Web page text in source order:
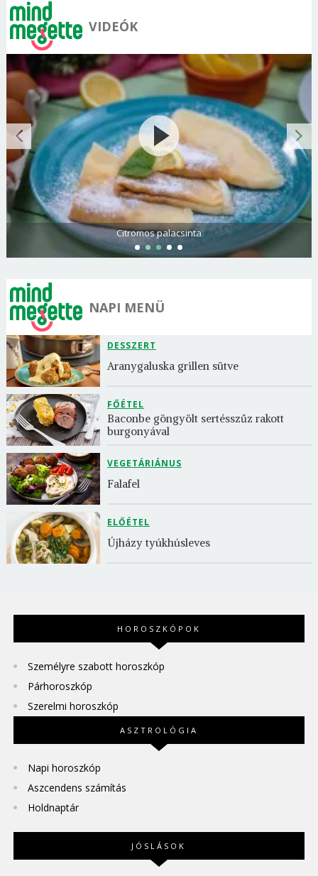
VIDEÓK
Citromos palacsinta
NAPI MENÜ
DESSZERT
Aranygaluska grillen sütve
FŐÉTEL
Baconbe göngyölt sertésszűz rakott
burgonyával
VEGETÁRIÁNUS
Falafel
ELŐÉTEL
Újházy tyúkhúsleves
HOROSZKÓPOK
Személyre szabott horoszkóp
Párhoroszkóp
Szerelmi horoszkóp
ASZTROLÓGIA
Napi horoszkóp
Aszcendens számítás
Holdnaptár
JÓSLÁSOK